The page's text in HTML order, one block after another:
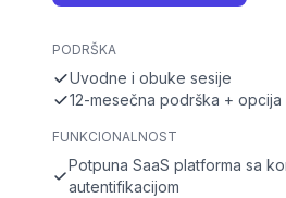
PODRŠKA
Uvodne i obuke sesije
12-mesečna podrška +
FUNKCIONALNOST
Potpuna SaaS platforma sa
autentifikacijom